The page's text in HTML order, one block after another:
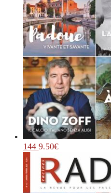
144 9.50€